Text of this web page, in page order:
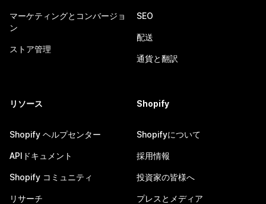
マーケティングとコンバージョ
ン
ストア管理
SEO
配送
通貨と翻訳
リソース
Shopify ヘルプセンター
APIドキュメント
Shopify コミュニティ
リサーチ
Shopify
Shopifyについて
採用情報
投資家の皆様へ
プレスとメディア